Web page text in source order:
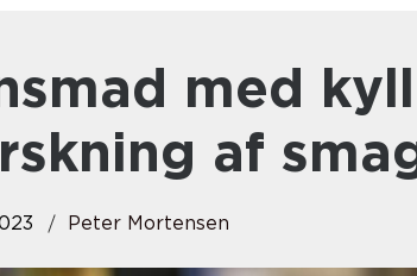
af
Peter Mortensen